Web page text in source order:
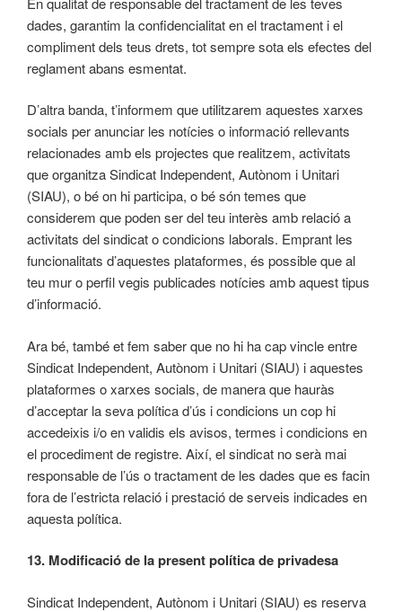
dades, garantim la confidencialitat en el tractament i el
compliment dels teus drets, tot sempre sota els efectes del
reglament abans esmentat.
D’altra banda, t’informem que utilitzarem aquestes xarxes
socials per anunciar les notícies o informació rellevants
relacionades amb els projectes que realitzem, activitats
que organitza Sindicat Independent, Autònom i Unitari
(SIAU), o bé on hi participa, o bé són temes que
considerem que poden ser del teu interès amb relació a
activitats del sindicat o condicions laborals. Emprant les
funcionalitats d’aquestes plataformes, és possible que al
teu mur o perfil vegis publicades notícies amb aquest tipus
d’informació.
Ara bé, també et fem saber que no hi ha cap vincle entre
Sindicat Independent, Autònom i Unitari (SIAU) i aquestes
plataformes o xarxes socials, de manera que hauràs
d’acceptar la seva política d’ús i condicions un cop hi
accedeixis i/o en validis els avisos, termes i condicions en
el procediment de registre. Així, el sindicat no serà mai
responsable de l’ús o tractament de les dades que es facin
fora de l’estricta relació i prestació de serveis indicades en
aquesta política.
13. Modificació de la present política de privadesa
Sindicat Independent, Autònom i Unitari (SIAU) es reserva